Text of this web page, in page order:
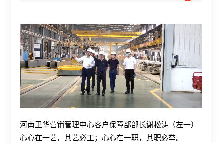
河南卫华营销管理中心客户保障部部长谢松涛（左一）
心心在一艺，其艺必工；心心在一职，其职必举。